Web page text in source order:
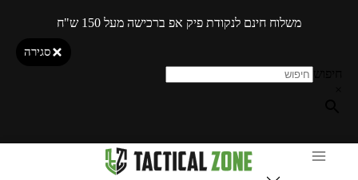
משלוח חינם לנקודת פיק אפ ברכישה מעל 150 ש"ח
סגירה